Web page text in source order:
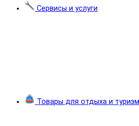
Сервисы и услуги
Товары для отдыха и